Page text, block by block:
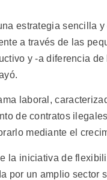
estrategia sencilla
a través de las
y -a diferencia
laboral,
de contratos
mediante el
la iniciativa de
por un amplio sector